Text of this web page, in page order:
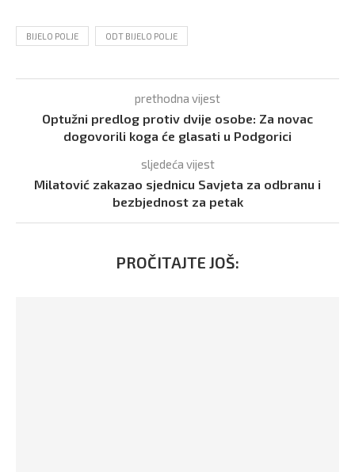
BIJELO POLJE ODT BIJELO POLJE
prethodna vijest
Optužni predlog protiv dvije osobe: Za novac
dogovorili koga će glasati u Podgorici
sljedeća vijest
Milatović zakazao sjednicu Savjeta za odbranu i
bezbjednost za petak
PROČITAJTE JOŠ: